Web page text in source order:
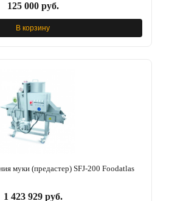
125 000 руб.
В корзину
муки (предастер) SFJ-200 Foodatlas
1 423 929 руб.